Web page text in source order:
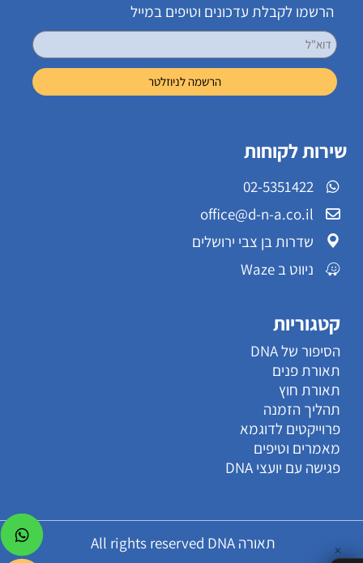
הרשמו לקבלת עדכונים וטיפים במייל
שירות לקוחות
02-5351422
office@d-n-a.co.il
שדרות בן צבי ירושלים
ניווט ב Waze
קטגוריות
הסיפור של DNA
תאורת פנים
תאורת חוץ
תהליך הזמנה
פרוייקטים לדוגמא
מאמרים וטיפים
פגישה עם יועצי DNA
תאורה All rights reserved DNA ✕